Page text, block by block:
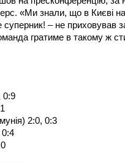
«Ми знали, що в Києві
– не приховував
гратиме в такому ж
0:9
2:0, 0:3